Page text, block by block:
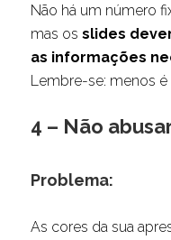
Não há um número
mas os slides
as informações
Lembre-se: menos é
4 – Não
Problema:
As cores da sua